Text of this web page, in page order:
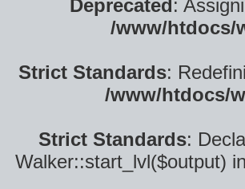
Deprecated:
/www/htdocs/
Strict Standards:
/www/htdocs/
Strict Standards:
Walker::start_lvl($output) in